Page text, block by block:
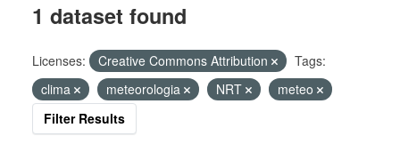
1 dataset found
Licenses: Creative Commons Attribution
Tags:
clima
meteorologia NRT
meteo
Filter Results